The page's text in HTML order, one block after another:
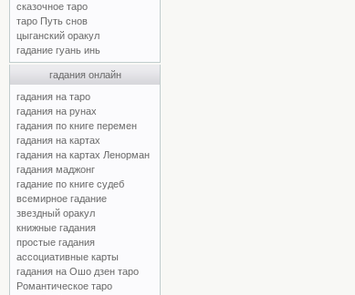
сказочное таро
таро Путь снов
цыганский оракул
гадание гуань инь
гадания онлайн
гадания на таро
гадания на рунах
гадания по книге перемен
гадания на картах
гадания на картах Ленорман
гадания маджонг
гадание по книге судеб
всемирное гадание
звездный оракул
книжные гадания
простые гадания
ассоциативные карты
гадания на Ошо дзен таро
Романтическое таро